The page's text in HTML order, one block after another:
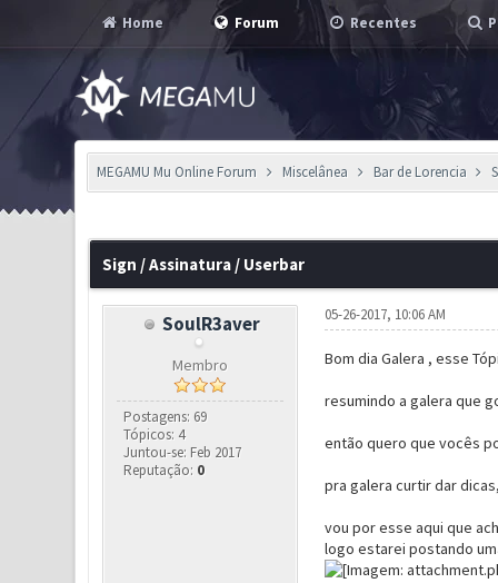
Home Forum Recentes
MEGAMU Mu Online Forum Miscelânea Bar de Lorencia
Sign / Assinatura / Userbar
SoulR3aver
Membro
Postagens: 69
Tópicos: 4
Juntou-se: Feb 2017
Reputação: 0
05-26-2017, 10:06 AM
Bom dia Galera , esse
resumindo a galera que
então quero que vocês
pra galera curtir dar
vou por esse aqui que
logo estarei postando